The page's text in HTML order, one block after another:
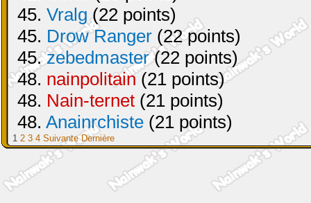
45. Vralg(22 points)
45. Drow Ranger (22 points)
45.zebedmaster(22 points)
48. nainpolitain(21 points)
48. Nain-ternet (21 points)
48. Anainrchiste (21 points)
1 2 3 4 Suivante Dernière